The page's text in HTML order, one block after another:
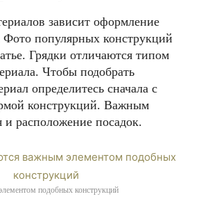
зависит оформление
Фото популярных конструкций
Грядки отличаются типом
Чтобы подобрать
определитесь сначала с
конструкций. Важным
и расположение посадок.
подобных конструкций